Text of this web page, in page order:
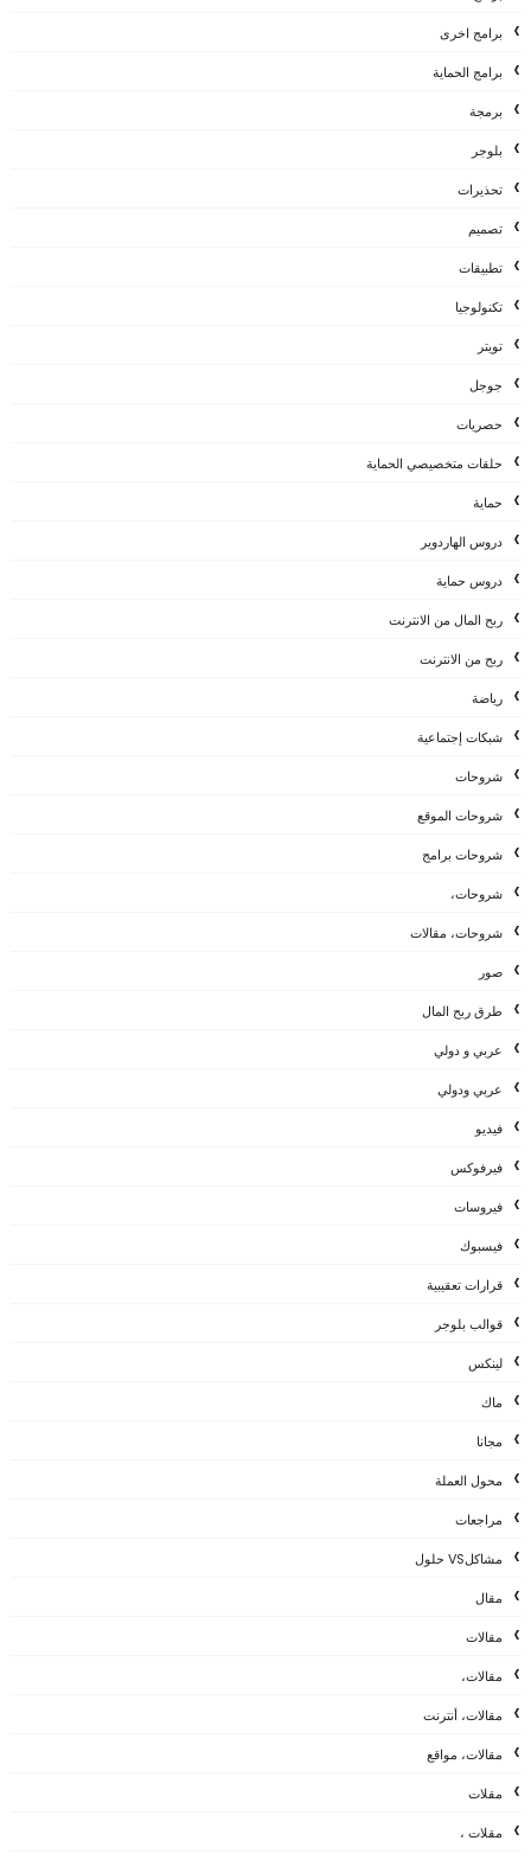
برامج اخرى
برامج الحماية
برمجة
بلوجر
تحذيرات
تصميم
تطبيقات
تكنولوجيا
تويتر
جوجل
حصريات
حلقات متخصيصي الحماية
حماية
دروس الهاردوير
دروس حماية
ربح المال من الانترنت
ربح من الانترنت
رياضة
شبكات إجتماعية
شروحات
شروحات الموقع
شروحات برامج
شروحات،
شروحات، مقالات
صور
طرق ربح المال
عربي و دولي
عربي ودولي
فيديو
فيرفوكس
فيروسات
فيسبوك
قرارات تعقيبية
قوالب بلوجر
لينكس
ماك
مجانا
محول العملة
مراجعات
مشاكلVS حلول
مقال
مقالات
مقالات،
مقالات، أنترنت
مقالات، مواقع
مقلات
مقلات ،